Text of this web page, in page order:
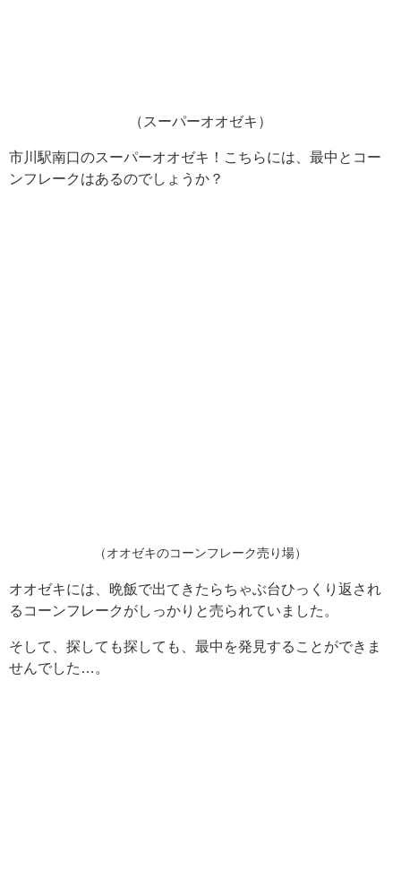
（スーパーオオゼキ）
市川駅南口のスーパーオオゼキ！こちらには、最中とコー
ンフレークはあるのでしょうか？
（オオゼキのコーンフレーク売り場）
オオゼキには、晩飯で出てきたらちゃぶ台ひっくり返され
るコーンフレークがしっかりと売られていました。
そして、探しても探しても、最中を発見することができま
せんでした…。